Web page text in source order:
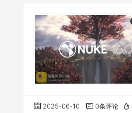
2025-06-10 0条评论